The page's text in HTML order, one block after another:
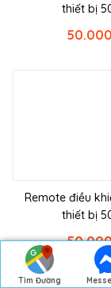
Tìm Đường
thiết bị
50.000
Remote điều
thiết bị